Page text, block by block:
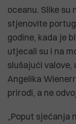
oceanu. Slike su
stjenovite
godine, kada je
utjecali su i na
slušajući valove,
Angelika
prirodi, a ne
„Poput sjećanja